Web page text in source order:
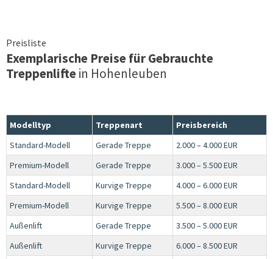
Preisliste
Exemplarische Preise für Gebrauchte
Treppenliftein Hohenleuben
Modelltyp Treppenart
Preisbereich
Standard-Modell
Gerade Treppe
2.000 – 4.000 EUR
Premium-Modell
Gerade Treppe
3.000 – 5.500 EUR
Standard-Modell
Kurvige Treppe
4.000 – 6.000 EUR
Premium-Modell
Kurvige Treppe
5.500 – 8.000 EUR
Außenlift
Gerade Treppe
3.500 – 5.000 EUR
Außenlift
Kurvige Treppe
6.000 – 8.500 EUR